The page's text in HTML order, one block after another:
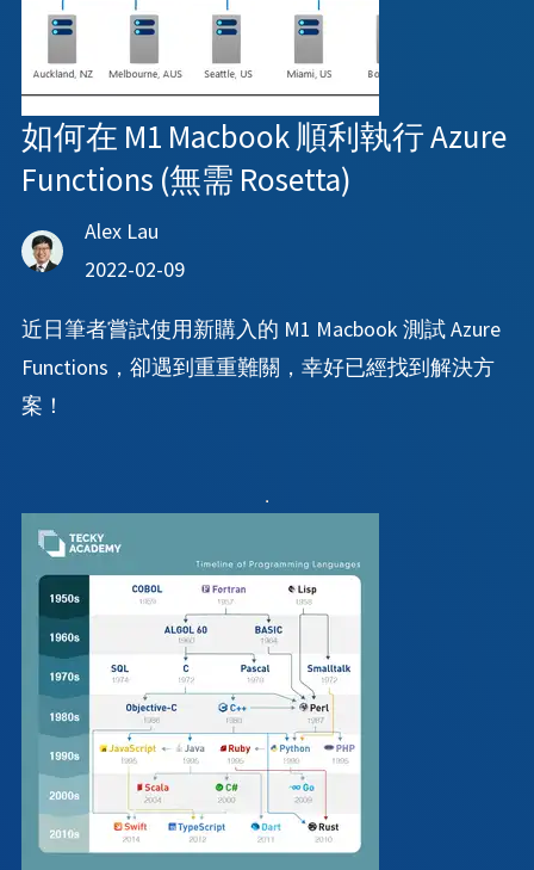
如何在 M1 Macbook 順利執行 Azure
Functions (無需 Rosetta)
Alex Lau
2022-02-09
近日筆者嘗試使用新購入的 M1 Macbook 測試 Azure
Functions，卻遇到重重難關，幸好已經找到解決方
案！